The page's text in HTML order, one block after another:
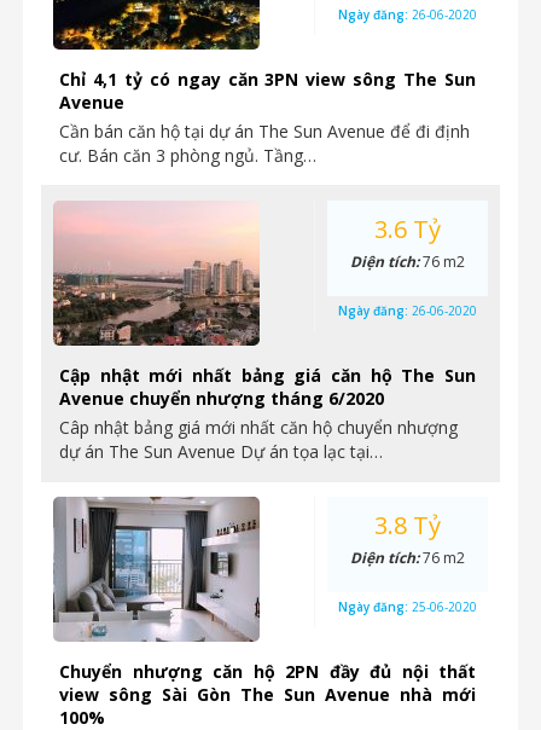
Chỉ 4,1 tỷ có ngay căn 3PN view sông The Sun
Avenue
Cần bán căn hộ tại dự án The Sun Avenue để đi định
cư. Bán căn 3 phòng ngủ. Tầng…
Ngày đăng: 26-06-2020
Cập nhật mới nhất bảng giá căn hộ The Sun
Avenue chuyển nhượng tháng 6/2020
Câp nhật bảng giá mới nhất căn hộ chuyển nhượng
dự án The Sun Avenue Dự án tọa lạc tại…
3.6 Tỷ
Diện tích:76 m2
Ngày đăng: 26-06-2020
Chuyển nhượng căn hộ 2PN đầy đủ nội thất
view sông Sài Gòn The Sun Avenue nhà mới
100%
3.8 Tỷ
Diện tích:76 m2
Ngày đăng: 25-06-2020